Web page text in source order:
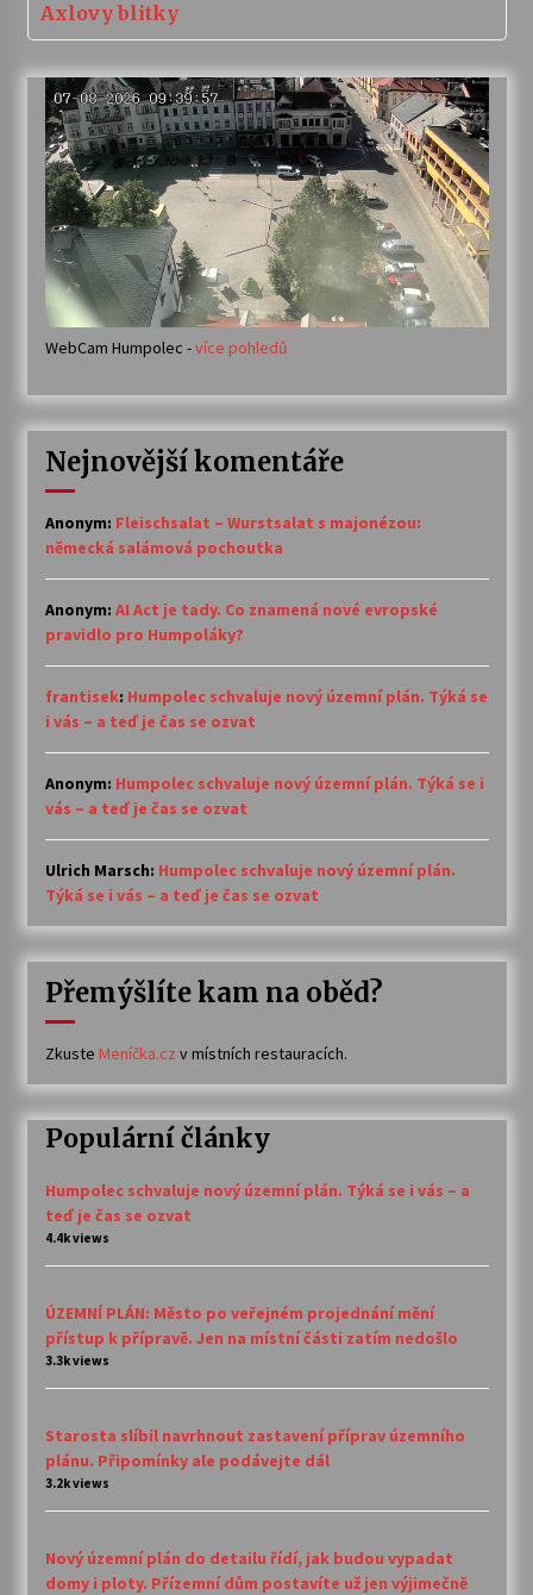
Axlovy blitky
WebCam Humpolec -více pohledů
Nejnovější komentáře
Anonym: Fleischsalat – Wurstsalat s majonézou:
německá salámová pochoutka
Anonym: AI Act je tady. Co znamená nové evropské
pravidlo pro Humpoláky?
frantisek: Humpolec schvaluje nový územní plán. Týká se
i vás – a teď je čas se ozvat
Anonym: Humpolec schvaluje nový územní plán. Týká se i
vás – a teď je čas se ozvat
Ulrich Marsch: Humpolec schvaluje nový územní plán.
Týká se i vás – a teď je čas se ozvat
Přemýšlíte kam na oběd?
Zkuste Meníčka.cz v místních restauracích.
Populární články
Humpolec schvaluje nový územní plán. Týká se i vás – a
teď je čas se ozvat
4.4k views
ÚZEMNÍ PLÁN: Město po veřejném projednání mění
přístup k přípravě. Jen na místní části zatím nedošlo
3.3k views
Starosta slíbil navrhnout zastavení příprav územního
plánu. Připomínky ale podávejte dál
3.2k views
Nový územní plán do detailu řídí, jak budou vypadat
domy i ploty. Přízemní dům postavíte už jen výjimečně